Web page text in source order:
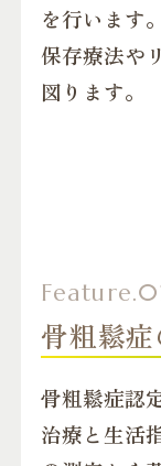
を行います
保存療法や
図ります。
骨粗鬆
骨粗鬆症認
治療と生活